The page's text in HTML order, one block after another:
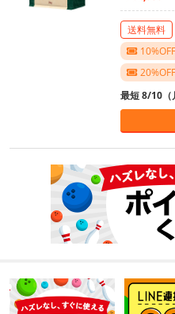
送料無料
最短 8/10（